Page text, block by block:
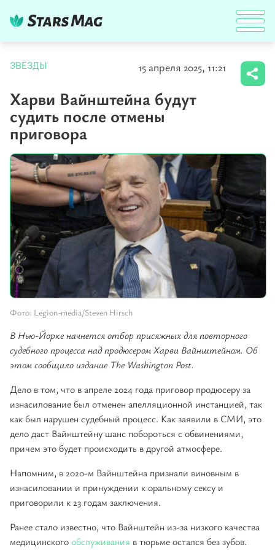
ЗВЕЗДЫ 15 апреля 2025, 11:21
Харви Вайнштейна будут
судить после отмены
приговора
Фото: Legion-media/Steven Hirsch
В Нью-Йорке начнется отбор присяжных для повторного
судебного процесса над продюсером Харви Вайнштейном. Об
этом сообщило издание The Washington Post.
Дело в том, что в апреле 2024 года приговор продюсеру за
изнасилование был отменен апелляционной инстанцией, так
как был нарушен судебный процесс. Как заявили в СМИ, это
дело даст Вайнштейну шанс побороться с обвинениями,
причем это будет происходить в другой атмосфере.
Напомним, в 2020-м Вайнштейна признали виновным в
изнасиловании и принуждении к оральному сексу и
приговорили к 23 годам заключения.
Ранее стало известно, что Вайнштейн из-за низкого качества
медицинскогообслуживания в тюрьме остался без зубов.